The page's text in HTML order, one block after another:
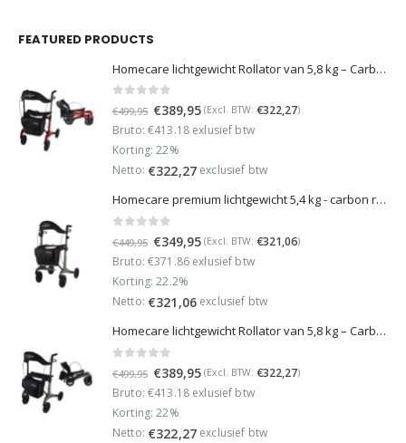
FEATURED PRODUCTS
Homecare lichtgewicht Rollator van 5,8 kg – Carbon rollator tot 150 kg draaggewicht – Dubbel opvouwbaar en inclusief reistas - Rood
out of 5
€499,95 Oorspronkelijke
prijs
was:
€499,95.
€389,95Huidige
prijs
€389,95.
(Excl. BTW: €322,27)
Bruto: €413.18 exlusief btw
Korting: 22%
Netto: €322,27exclusief btw
Homecare premium lichtgewicht 5,4 kg - carbon rollator - 150 kg draaggewicht - Opvouwbaar - Groen - incl stokhouder
out of 5
€449,95 Oorspronkelijke
prijs
was:
€449,95.
€349,95Huidige
prijs
€349,95.
(Excl. BTW: €321,06)
Bruto: €371.86 exlusief btw
Korting: 22.2%
Netto: €321,06exclusief btw
Homecare lichtgewicht Rollator van 5,8 kg – Carbon rollator tot 150 kg draaggewicht – Dubbel opvouwbaar en inclusief reistas - Groen
€499,95 Oorspronkelijke
prijs
was:
€499,95.
€389,95Huidige
prijs
€389,95.
(Excl. BTW: €322,27)
Bruto: €413.18 exlusief btw
Korting: 22%
Netto: €322,27exclusief btw